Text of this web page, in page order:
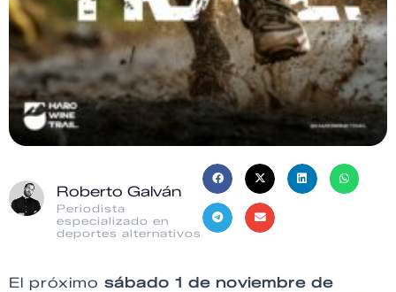
Roberto Galván
Periodista
especializado en
deportes alternativos
El próximo sábado 1 de noviembre de